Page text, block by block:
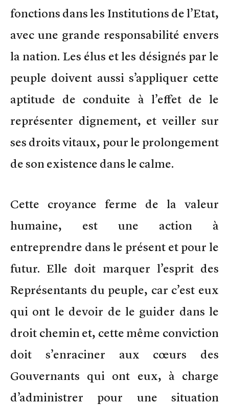
fonctions dans les Institutions de l’Etat,
avec une grande responsabilité envers
la nation. Les élus et les désignés par le
peuple doivent aussi s’appliquer cette
aptitude de conduite à l’effet de le
représenter dignement, et veiller sur
ses droits vitaux, pour le prolongement
de son existence dans le calme.
Cette croyance ferme de la valeur
humaine, est une action à
entreprendre dans le présent et pour le
futur. Elle doit marquer l’esprit des
Représentants du peuple, car c’est eux
qui ont le devoir de le guider dans le
droit chemin et, cette même conviction
doit s’enraciner aux cœurs des
Gouvernants qui ont eux, à charge
d’administrer pour une situation